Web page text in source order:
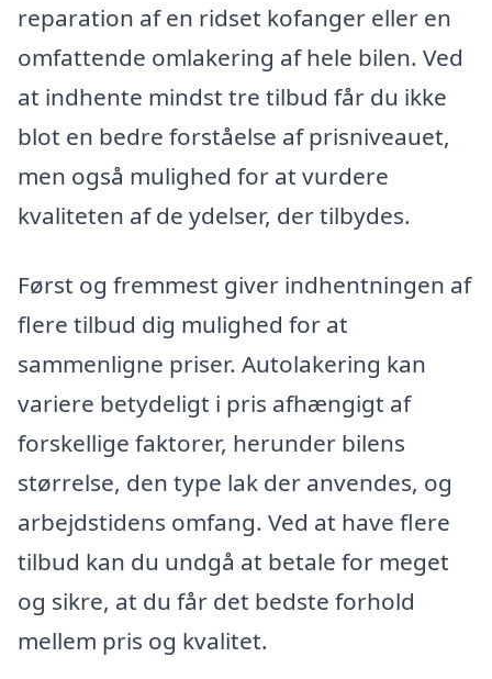
reparation af en ridset kofanger eller en
omfattende omlakering af hele bilen. Ved
at indhente mindst tre tilbud får du ikke
blot en bedre forståelse af prisniveauet,
men også mulighed for at vurdere
kvaliteten af de ydelser, der tilbydes.
Først og fremmest giver indhentningen af
flere tilbud dig mulighed for at
sammenligne priser. Autolakering kan
variere betydeligt i pris afhængigt af
forskellige faktorer, herunder bilens
størrelse, den type lak der anvendes, og
arbejdstidens omfang. Ved at have flere
tilbud kan du undgå at betale for meget
og sikre, at du får det bedste forhold
mellem pris og kvalitet.